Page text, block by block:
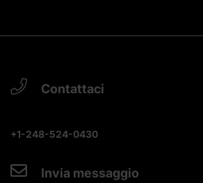
Contattaci
+1-248-524-0430
Invia messaggio